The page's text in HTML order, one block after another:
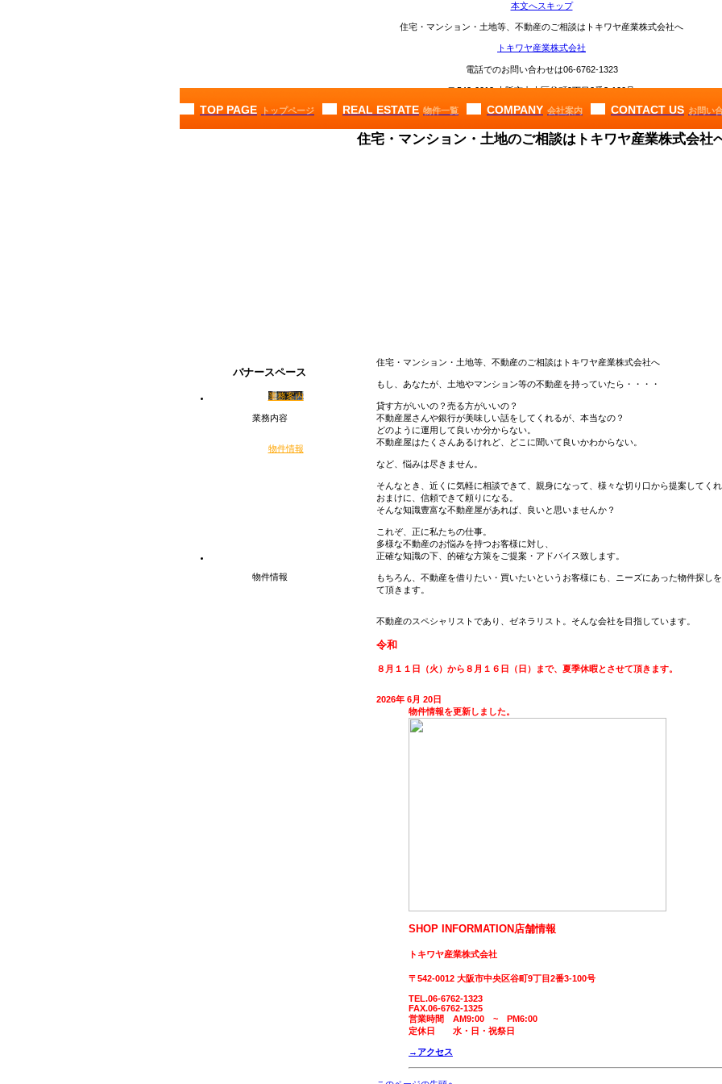
本文へスキップ
住宅・マンション・土地等、不動産のご相談はトキワヤ産業株式会社へ
トキワヤ産業株式会社
電話でのお問い合わせは06-6762-1323
〒542-0012 大阪市中央区谷町9丁目2番3-100号
住宅・マンション・土地のご相談はトキワヤ産業株式会社
住宅・マンション・土地等、不動産のご相談はトキワヤ産業株式会社へ
もし、あなたが、土地やマンション等の不動産を持っていたら・・・・
貸す方がいいの？売る方がいいの？
不動産屋さんや銀行が美味しい話をしてくれるが、本当なの？
どのように運用して良いか分からない。
不動産屋はたくさんあるけれど、どこに聞いて良いかわからない。
など、悩みは尽きません。
そんなとき、近くに気軽に相談できて、親身になって、様々な切り口から提案してくれ
おまけに、信頼できて頼りになる。
そんな知識豊富な不動産屋があれば、良いと思いませんか？
これぞ、正に私たちの仕事。
多様な不動産のお悩みを持つお客様に対し、
正確な知識の下、的確な方策をご提案・アドバイス致します。
もちろん、不動産を借りたい・買いたいというお客様にも、ニーズにあった物件探し
て頂きます。
不動産のスペシャリストであり、ゼネラリスト。そんな会社を目指しています。
令和
８月１１日（火）から８月１６日（日）まで、夏季休暇とさせて頂きます。
2026年 6月 20日
物件情報を更新しました。
SHOP INFORMATION 店舗情報
トキワヤ産業株式会社
〒542-0012 大阪市中央区谷町9丁目2番3-100号
TEL.06-6762-1323
FAX.06-6762-1325
営業時間 AM9:00 ~ PM6:00
定休日 水・日・祝祭日
→アクセス
TOP PAGE トップページ REAL ESTATE 物件一覧 COMPANY 会社案内 CONTACT US お問い
バナースペース
業務案内
業務内容
物件情報
物件情報